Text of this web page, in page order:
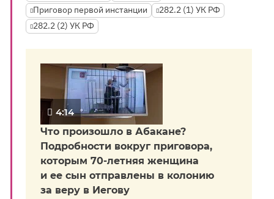
Приговор первой инстанции
282.2 (1) УК РФ
282.2 (2) УК РФ
4:14
Что произошло в Абакане?
Подробности вокруг приговора,
которым 70-летняя женщина
и ее сын отправлены в колонию
за веру в Иегову